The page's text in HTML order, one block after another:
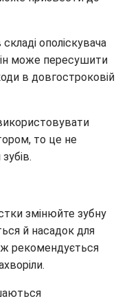
ополіскувача
може пересушити
в довгостроковій
то це не
змінюйте зубну
й насадок для
рекомендується